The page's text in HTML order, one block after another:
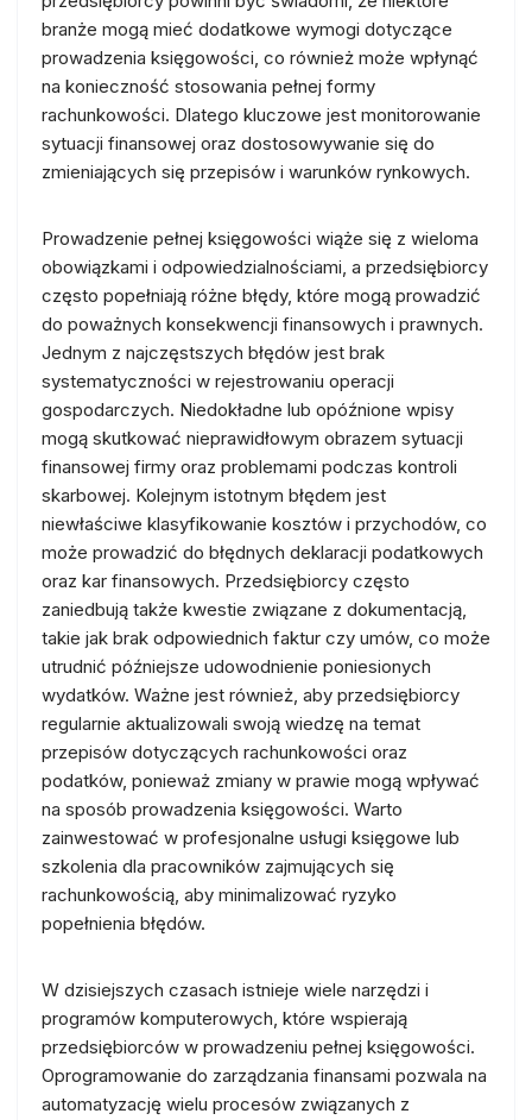
branże mogą mieć dodatkowe wymogi dotyczące
prowadzenia księgowości, co również może wpłynąć
na konieczność stosowania pełnej formy
rachunkowości. Dlatego kluczowe jest monitorowanie
sytuacji finansowej oraz dostosowywanie się do
zmieniających się przepisów i warunków rynkowych.
Prowadzenie pełnej księgowości wiąże się z wieloma
obowiązkami i odpowiedzialnościami, a przedsiębiorcy
często popełniają różne błędy, które mogą prowadzić
do poważnych konsekwencji finansowych i prawnych.
Jednym z najczęstszych błędów jest brak
systematyczności w rejestrowaniu operacji
gospodarczych. Niedokładne lub opóźnione wpisy
mogą skutkować nieprawidłowym obrazem sytuacji
finansowej firmy oraz problemami podczas kontroli
skarbowej. Kolejnym istotnym błędem jest
niewłaściwe klasyfikowanie kosztów i przychodów, co
może prowadzić do błędnych deklaracji podatkowych
oraz kar finansowych. Przedsiębiorcy często
zaniedbują także kwestie związane z dokumentacją,
takie jak brak odpowiednich faktur czy umów, co może
utrudnić późniejsze udowodnienie poniesionych
wydatków. Ważne jest również, aby przedsiębiorcy
regularnie aktualizowali swoją wiedzę na temat
przepisów dotyczących rachunkowości oraz
podatków, ponieważ zmiany w prawie mogą wpływać
na sposób prowadzenia księgowości. Warto
zainwestować w profesjonalne usługi księgowe lub
szkolenia dla pracowników zajmujących się
rachunkowością, aby minimalizować ryzyko
popełnienia błędów.
W dzisiejszych czasach istnieje wiele narzędzi i
programów komputerowych, które wspierają
przedsiębiorców w prowadzeniu pełnej księgowości.
Oprogramowanie do zarządzania finansami pozwala na
automatyzację wielu procesów związanych z